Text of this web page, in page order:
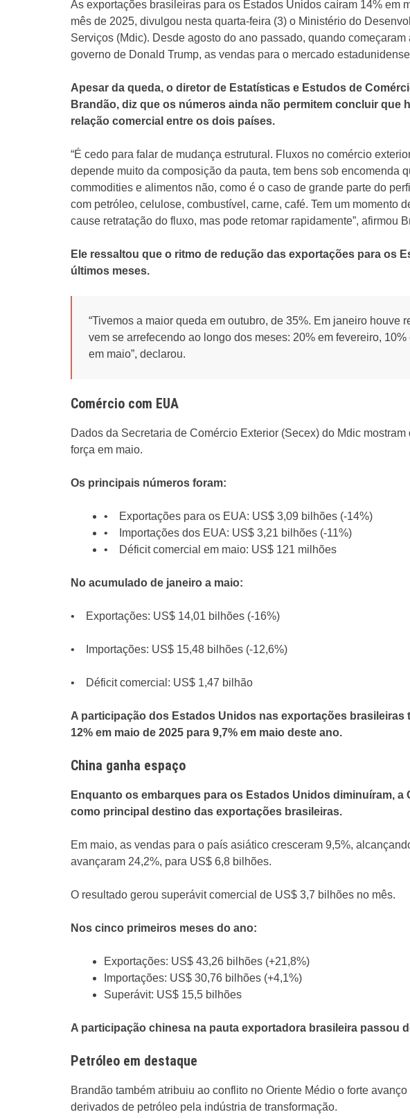
As exportações brasileiras para os Estados Unidos caíram 14% em
mês de 2025, divulgou nesta quarta-feira (3) o Ministério do
Serviços (Mdic). Desde agosto do ano passado, quando
governo de Donald Trump, as vendas para o mercado
Apesar da queda, o diretor de Estatísticas e Estudos de
Brandão, diz que os números ainda não permitem concluir que
relação comercial entre os dois países.
“É cedo para falar de mudança estrutural. Fluxos no comércio
depende muito da composição da pauta, tem bens sob encomenda
commodities e alimentos não, como é o caso de grande parte do
com petróleo, celulose, combustível, carne, café. Tem um momento
cause retratação do fluxo, mas pode retomar rapidamente”, afirmou
Ele ressaltou que o ritmo de redução das exportações para os
últimos meses.
“Tivemos a maior queda em outubro, de 35%. Em janeiro houve
vem se arrefecendo ao longo dos meses: 20% em fevereiro,
em maio”, declarou.
Comércio com EUA
Dados da Secretaria de Comércio Exterior (Secex) do Mdic
força em maio.
Os principais números foram:
• Exportações para os EUA: US$ 3,09 bilhões (-14%)
• Importações dos EUA: US$ 3,21 bilhões (-11%)
• Déficit comercial em maio: US$ 121 milhões
No acumulado de janeiro a maio:
• Exportações: US$ 14,01 bilhões (-16%)
• Importações: US$ 15,48 bilhões (-12,6%)
• Déficit comercial: US$ 1,47 bilhão
A participação dos Estados Unidos nas exportações brasileiras
12% em maio de 2025 para 9,7% em maio deste ano.
China ganha espaço
Enquanto os embarques para os Estados Unidos diminuíram, a
como principal destino das exportações brasileiras.
Em maio, as vendas para o país asiático cresceram 9,5%,
avançaram 24,2%, para US$ 6,8 bilhões.
O resultado gerou superávit comercial de US$ 3,7 bilhões no mês.
Nos cinco primeiros meses do ano:
Exportações: US$ 43,26 bilhões (+21,8%)
Importações: US$ 30,76 bilhões (+4,1%)
Superávit: US$ 15,5 bilhões
A participação chinesa na pauta exportadora brasileira passou
Petróleo em destaque
Brandão também atribuiu ao conflito no Oriente Médio o forte
derivados de petróleo pela indústria de transformação.